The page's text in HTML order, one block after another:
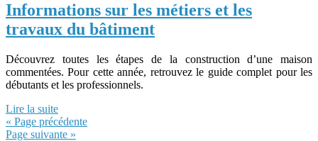
Informations sur les métiers et les
travaux du bâtiment
Découvrez toutes les étapes de la construction d’une maison
commentées. Pour cette année, retrouvez le guide complet pour les
débutants et les professionnels.
Lire la suite
« Page précédente
Page suivante »